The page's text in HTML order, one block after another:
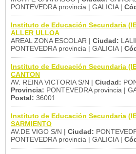
PONTEVEDRA provincia | GALICIA |
Instituto de Educación Secundaria
ALLER ULLOA
AREAL ZONA ESCOLAR | Ciudad:
PONTEVEDRA provincia | GALICIA |
Instituto de Educación Secundaria
CANTON
AV. REINA VICTORIA S/N | Ciudad:
Provincia: PONTEVEDRA provincia |
Postal: 36001
Instituto de Educación Secundaria
SARMIENTO
AV.DE VIGO S/N | Ciudad:
PONTEVEDRA provincia | GALICIA |